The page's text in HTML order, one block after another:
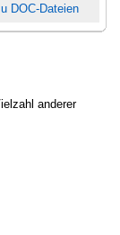
DOC-Dateien
anderer